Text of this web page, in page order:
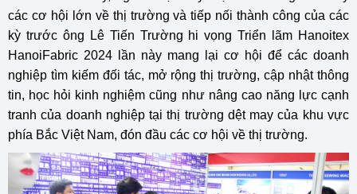
các cơ hội lớn về thị trường và tiếp nối thành công của các
kỳ trước ông Lê Tiến Trường hi vọng Triển lãm Hanoitex
HanoiFabric 2024 lần này mang lại cơ hội để các doanh
nghiệp tìm kiếm đối tác, mở rộng thị trường, cập nhật thông
tin, học hỏi kinh nghiệm cũng như nâng cao năng lực cạnh
tranh của doanh nghiệp tại thị trường dệt may của khu vực
phía Bắc Việt Nam, đón đầu các cơ hội về thị trường.